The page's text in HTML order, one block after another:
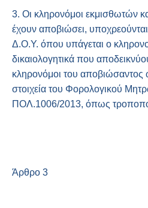
3. Οι κληρονόμοι εκμισθωτών
έχουν αποβιώσει,
Δ.Ο.Υ. όπου υπάγεται ο
δικαιολογητικά που
κληρονόμοι του
στοιχεία του Φορολογικού
ΠΟΛ.1006/2013, όπως
Άρθρο 3